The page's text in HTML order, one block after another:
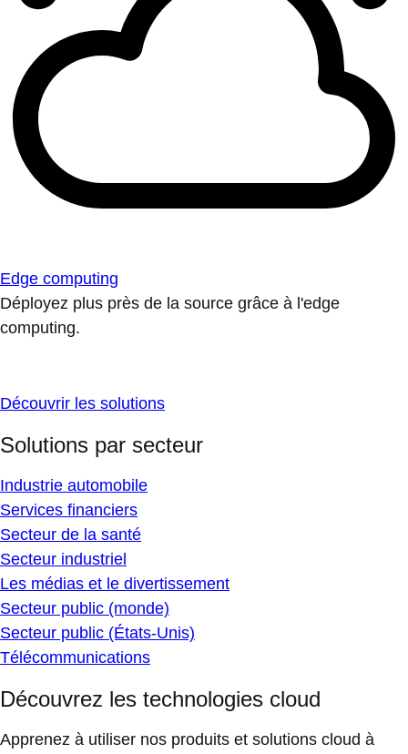
Edge computing
Déployez plus près de la source grâce à l'edge
computing.
Découvrir les solutions
Solutions par secteur
Industrie automobile
Services financiers
Secteur de la santé
Secteur industriel
Les médias et le divertissement
Secteur public (monde)
Secteur public (États-Unis)
Télécommunications
Découvrez les technologies cloud
Apprenez à utiliser nos produits et solutions cloud à